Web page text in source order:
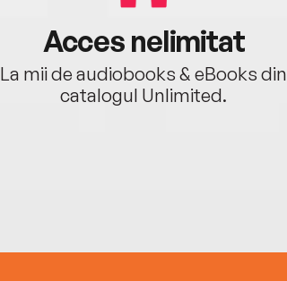
Acces nelimitat
La mii de audiobooks & eBooks din
catalogul Unlimited.